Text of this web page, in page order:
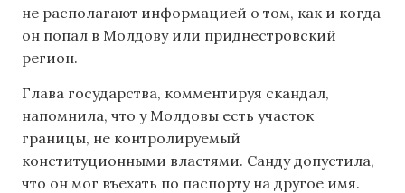
не располагают информацией о том, как и когда
он попал в Молдову или приднестровский
регион.
Глава государства, комментируя скандал,
напомнила, что у Молдовы есть участок
границы, не контролируемый
конституционными властями. Санду допустила,
что он мог въехать по паспорту на другое имя.